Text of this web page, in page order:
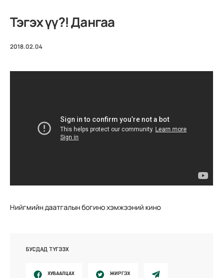
Тэгэх үү?! Дангаа
2018.02.04
Нийгмийн даатгалын богино хэмжээний кино
БУСДАД ТҮГЭЭХ
ХУВААЛЦАХ ЖИРГЭХ